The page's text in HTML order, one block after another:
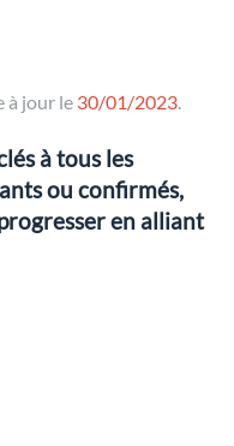
à jour le 30/01/2023.
à tous les
ou confirmés,
en alliant